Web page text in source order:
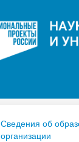
Расписание
Год педагога и
Сведения об
организации